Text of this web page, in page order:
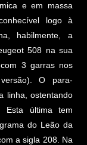
e em massa
logo à
habilmente, a
508 na sua
3 garras nos
O para-
linha, ostentando
Esta última tem
do Leão da
a sigla 208. Na